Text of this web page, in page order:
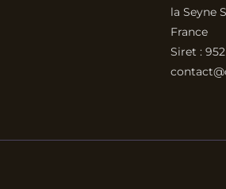
la Seyne
France
Siret : 952